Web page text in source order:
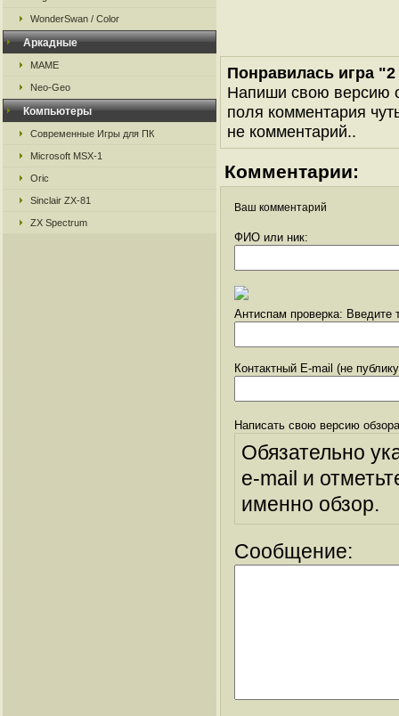
WonderSwan / Color
Аркадные
MAME
Neo-Geo
Компьютеры
Современные Игры для ПК
Microsoft MSX-1
Oric
Sinclair ZX-81
ZX Spectrum
Понравилась игра
Напиши свою версию
поля комментария
не комментарий..
Комментарии:
Ваш комментарий
ФИО или ник:
Антиспам проверка: Введите
Контактный E-mail (не
Написать свою версию
Обязательно
e-mail и
именно обзор.
Сообщение: